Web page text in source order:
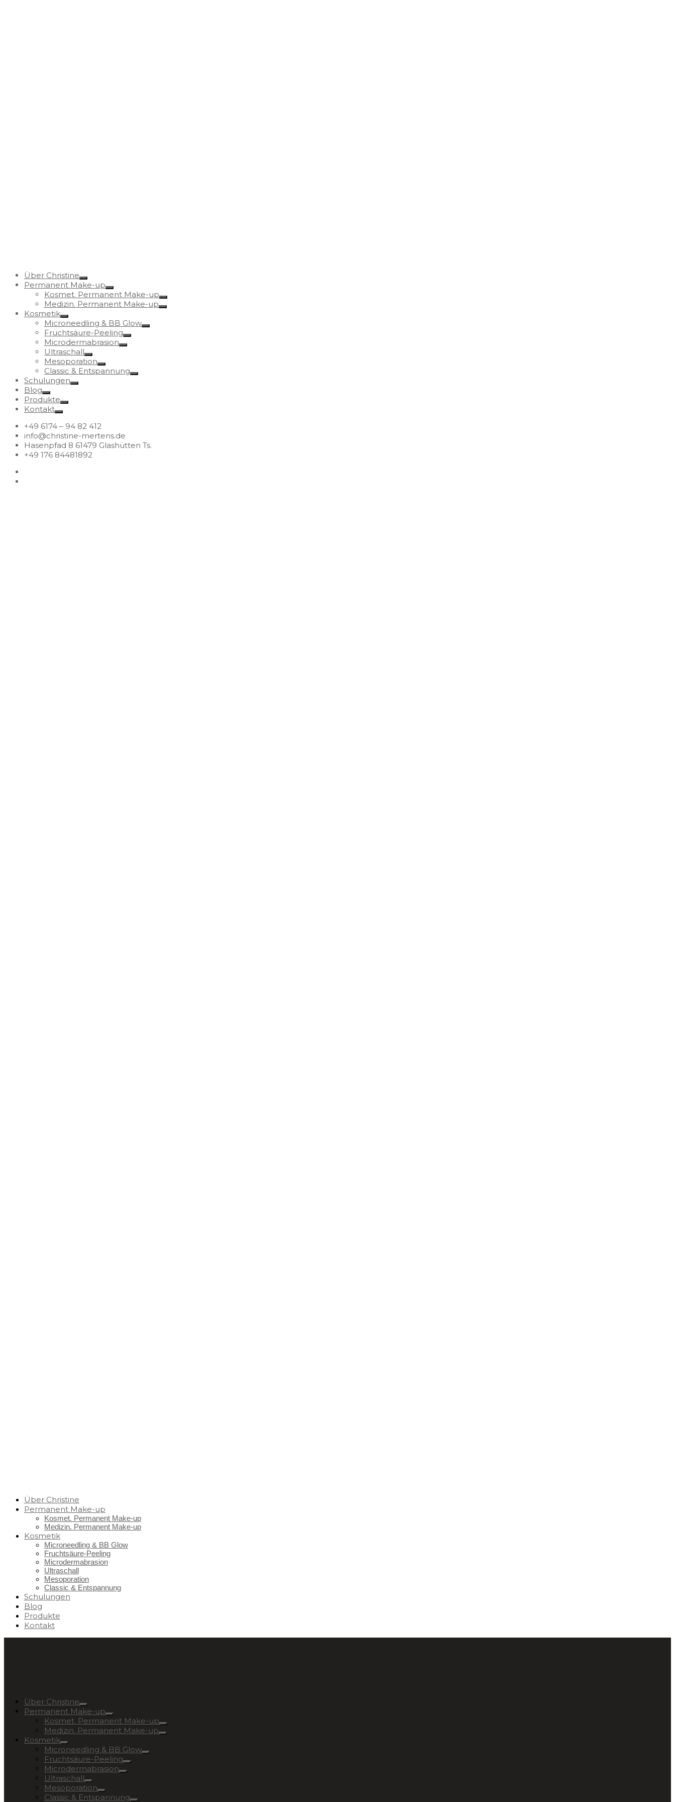
Über Christine
Permanent Make-up
Kosmet. Permanent Make-up
Medizin. Permanent Make-up
Kosmetik
Microneedling & BB Glow
Fruchtsäure-Peeling
Microdermabrasion
Ultraschall
Mesoporation
Classic & Entspannung
Schulungen
Blog
Produkte
Kontakt
+49 6174 – 94 82 412
info@christine-mertens.de
Hasenpfad 8 61479 Glashütten Ts.
+49 176 84481892
Über Christine
Permanent Make-up
Kosmet. Permanent Make-up
Medizin. Permanent Make-up
Kosmetik
Microneedling & BB Glow
Fruchtsäure-Peeling
Microdermabrasion
Ultraschall
Mesoporation
Classic & Entspannung
Schulungen
Blog
Produkte
Kontakt
Über Christine
Permanent Make-up
Kosmet. Permanent Make-up
Medizin. Permanent Make-up
Kosmetik
Microneedling & BB Glow
Fruchtsäure-Peeling
Microdermabrasion
Ultraschall
Mesoporation
Classic & Entspannung